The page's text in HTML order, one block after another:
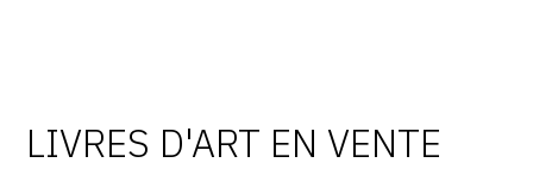
LIVRES D'ART EN VENTE